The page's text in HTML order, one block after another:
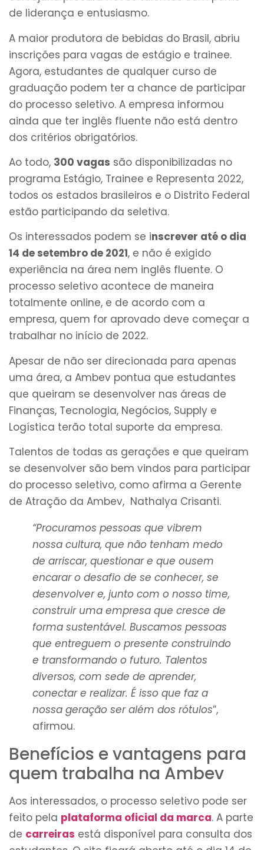
de liderança e entusiasmo.
A maior produtora de bebidas do Brasil, abriu
inscrições para vagas de estágio e trainee.
Agora, estudantes de qualquer curso de
graduação podem ter a chance de participar
do processo seletivo. A empresa informou
ainda que ter inglês fluente não está dentro
dos critérios obrigatórios.
Ao todo, 300 vagas são disponibilizadas no
programa Estágio, Trainee e Representa 2022,
todos os estados brasileiros e o Distrito Federal
estão participando da seletiva.
Os interessados podem se inscrever até o dia
14 de setembro de 2021, e não é exigido
experiência na área nem inglês fluente. O
processo seletivo acontece de maneira
totalmente online, e de acordo com a
empresa, quem for aprovado deve começar a
trabalhar no início de 2022.
Apesar de não ser direcionada para apenas
uma área, a Ambev pontua que estudantes
que queiram se desenvolver nas áreas de
Finanças, Tecnologia, Negócios, Supply e
Logística terão total suporte da empresa.
Talentos de todas as gerações e que queiram
se desenvolver são bem vindos para participar
do processo seletivo, como afirma a Gerente
de Atração da Ambev, Nathalya Crisanti.
“Procuramos pessoas que vibrem
nossa cultura, que não tenham medo
de arriscar, questionar e que ousem
encarar o desafio de se conhecer, se
desenvolver e, junto com o nosso time,
construir uma empresa que cresce de
forma sustentável. Buscamos pessoas
que entreguem o presente construindo
e transformando o futuro. Talentos
diversos, com sede de aprender,
conectar e realizar. É isso que faz a
nossa geração ser além dos rótulos”,
afirmou.
Benefícios e vantagens para
quem trabalha na Ambev
Aos interessados, o processo seletivo pode ser
feito pela plataforma oficial da marca. A parte
de carreiras está disponível para consulta dos